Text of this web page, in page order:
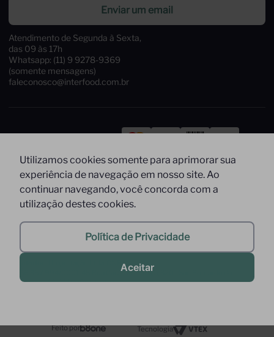
Utilizamos cookies somente para aprimorar sua
experiência de navegação em nosso site. Ao
continuar navegando, você concorda com a
utilização destes cookies.
Política de Privacidade
Aceitar
Enviar um email
Atendimento de Segunda à Sexta,
das 09 às 17h
Whatsapp: (11) 9 9278-9369
(somente mensagens)
faleconosco@interfood.com.br
Segurança
2022 @ All Right Reserved to Interfood Importação
Ltda.
Interfood Importação Ltda. CNPJ Nº
36.357.994/0001-45 Rua Cacique Tibiriça, 320 - São Bernardo do
Campo - SP CEP: 09651-050 -
Feito por Tecnologia